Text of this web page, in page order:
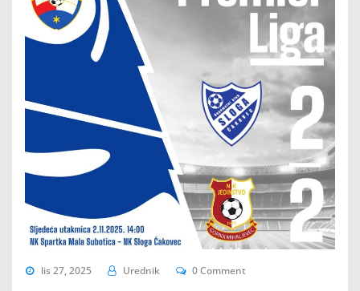
lis 27, 2025 Urednik 0 Comment